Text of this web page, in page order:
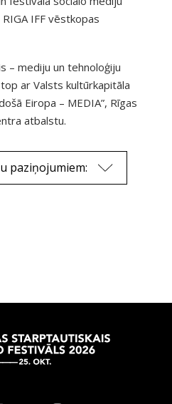
IFF vēstkopas
– mediju un tehnoloģiju
ar Valsts kultūrkapitāla
Eiropa – MEDIA”, Rīgas
atbalstu.
paziņojumiem: